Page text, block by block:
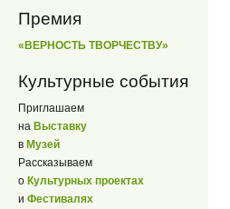
Премия
«ВЕРНОСТЬ ТВОРЧЕСТВУ»
Культурные события
Приглашаем
на Выставку
в Музей
Рассказываем
о Культурных проектах
и Фестивалях